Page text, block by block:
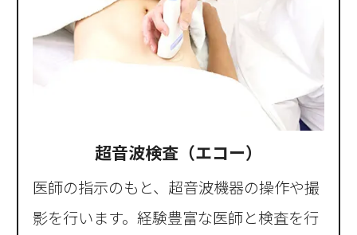
超音波検査（エコー）
医師の指示のもと、超音波機器の操作や撮
影を行います。経験豊富な医師と検査を行